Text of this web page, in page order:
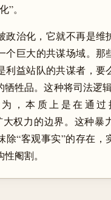
”。
政治化，它就不再是维
个巨大的共谋场域。那
利益站队的共谋者，要
牺牲品。这种将司法逻
，本质上是在通过
权力的边界。这种暴
除“客观事实”的存在，
阉割。